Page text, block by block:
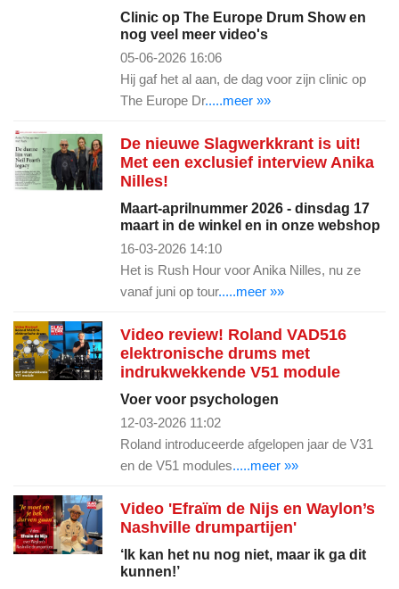
Clinic op The Europe Drum Show en
nog veel meer video's
05-06-2026 16:06
Hij gaf het al aan, de dag voor zijn clinic op
The Europe Dr.....meer »»
De nieuwe Slagwerkkrant is uit!
Met een exclusief interview Anika
Nilles!
Maart-aprilnummer 2026 - dinsdag 17
maart in de winkel en in onze webshop
16-03-2026 14:10
Het is Rush Hour voor Anika Nilles, nu ze
vanaf juni op tour.....meer »»
Video review! Roland VAD516
elektronische drums met
indrukwekkende V51 module
Voer voor psychologen
12-03-2026 11:02
Roland introduceerde afgelopen jaar de V31
en de V51 modules.....meer »»
Video 'Efraïm de Nijs en Waylon’s
Nashville drumpartijen'
‘Ik kan het nu nog niet, maar ik ga dit
kunnen!’